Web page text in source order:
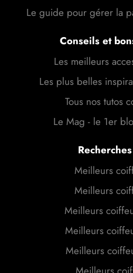
Le guide pour gérer la
Conseils et
Les meilleurs
Les plus belles
Tous nos tutos
Le Mag - le 1er
Meilleurs
Meilleurs
Meilleurs
Meilleurs
Meilleurs